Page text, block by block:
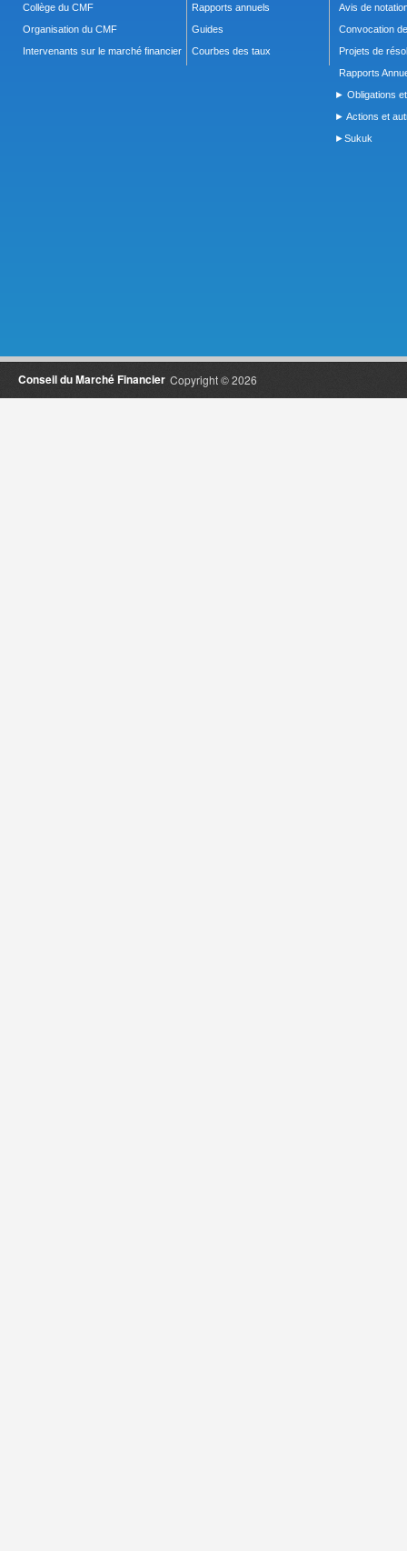
Collège du CMF
Organisation du CMF
Intervenants sur le marché financier
Rapports annuels
Guides
Courbes des taux
Avis de
Convocation
Projets de
Rapports
► Obligations
► Actions et
►Sukuk
Copyright © 2026
Conseil du Marché Financier